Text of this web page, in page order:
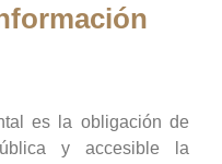
es la obligación de
y accesible la